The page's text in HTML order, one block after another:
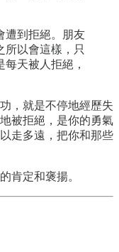
遭到拒絕。朋友
所以會這樣，只
天被人拒絕，
，就是不停地經歷失
被拒絕，是你的勇氣
走多遠，把你和那些
肯定和褒揚。